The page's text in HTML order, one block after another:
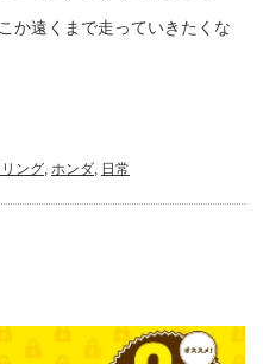
か遠くまで走っていきたくな
ング, ホンダ, 日常